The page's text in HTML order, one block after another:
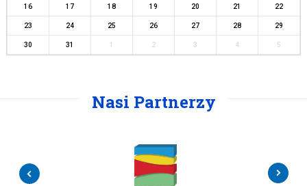
16 17 18 19 20 21 22
23 24 25 26 27 28 29
30 31 2 3 4 5
Nasi Partnerzy